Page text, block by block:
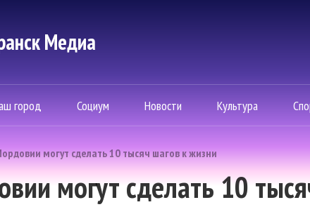
Mедиа
город Социум Новости Культура
могут сделать 10 тысяч шагов к жизни
могут сделать 10